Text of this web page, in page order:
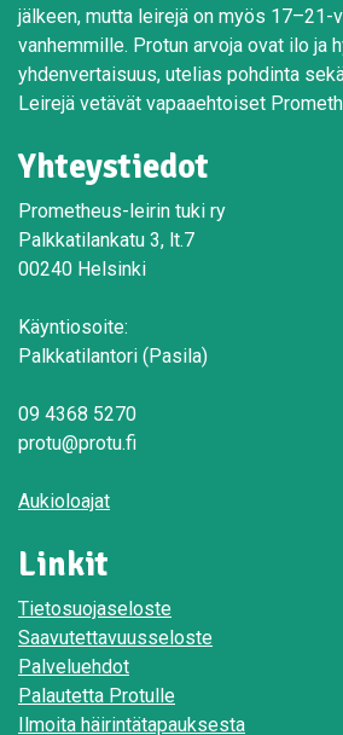
jälkeen, mutta leirejä on myös 17–21-
vanhemmille. Protun arvoja ovat ilo ja
yhdenvertaisuus, utelias pohdinta
Leirejä vetävät vapaaehtoiset
Yhteystiedot
Prometheus-leirin tuki ry
Palkkatilankatu 3, lt.7
00240 Helsinki
Käyntiosoite:
Palkkatilantori (Pasila)
09 4368 5270
protu@protu.fi
Aukioloajat
Linkit
Tietosuojaseloste
Saavutettavuusseloste
Palveluehdot
Palautetta Protulle
Ilmoita häirintätapauksesta